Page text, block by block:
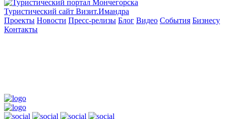
Туристический сайт Визит.Имандра
Проекты Новости Пресс-релизы Блог Видео События Бизнесу
Контакты